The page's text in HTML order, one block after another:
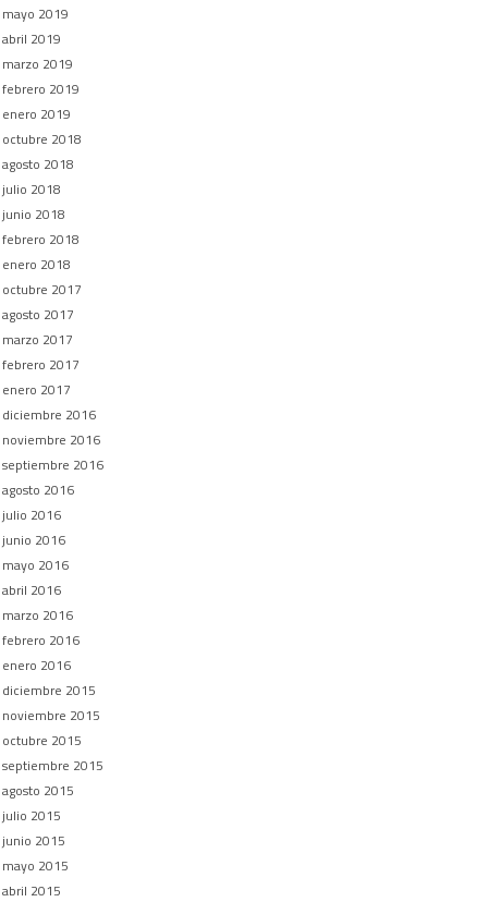
mayo 2019
abril 2019
marzo 2019
febrero 2019
enero 2019
octubre 2018
agosto 2018
julio 2018
junio 2018
febrero 2018
enero 2018
octubre 2017
agosto 2017
marzo 2017
febrero 2017
enero 2017
diciembre 2016
noviembre 2016
septiembre 2016
agosto 2016
julio 2016
junio 2016
mayo 2016
abril 2016
marzo 2016
febrero 2016
enero 2016
diciembre 2015
noviembre 2015
octubre 2015
septiembre 2015
agosto 2015
julio 2015
junio 2015
mayo 2015
abril 2015